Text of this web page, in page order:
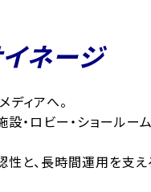
ネージ
ィアへ。
・ロビー・ショール
と、長時間運用を支